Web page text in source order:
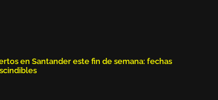
en Santander este fin de semana: fechas